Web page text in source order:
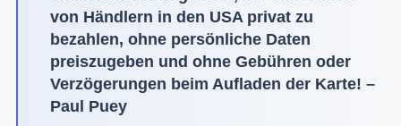
von Händlern in den USA privat zu
bezahlen, ohne persönliche Daten
preiszugeben und ohne Gebühren oder
Verzögerungen beim Aufladen der Karte! –
Paul Puey